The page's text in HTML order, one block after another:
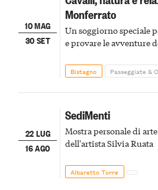
10 MAG
30 SET
Monferrato
Un soggiorno speciale
e provare le avventure
Bistagno Passeggiate &
22 LUG
16 AGO
SediMenti
Mostra personale di
dell'artista Silvia Ruata
Albaretto Torre